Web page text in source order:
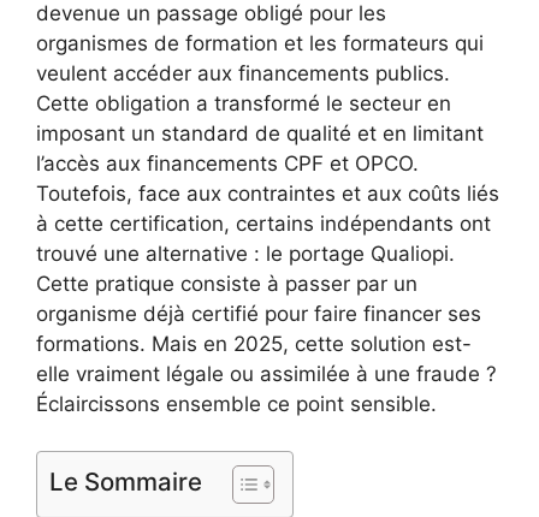
devenue un passage obligé pour les
organismes de formation et les formateurs qui
veulent accéder aux financements publics.
Cette obligation a transformé le secteur en
imposant un standard de qualité et en limitant
l’accès aux financements CPF et OPCO.
Toutefois, face aux contraintes et aux coûts liés
à cette certification, certains indépendants ont
trouvé une alternative : le portage Qualiopi.
Cette pratique consiste à passer par un
organisme déjà certifié pour faire financer ses
formations. Mais en 2025, cette solution est-
elle vraiment légale ou assimilée à une fraude ?
Éclaircissons ensemble ce point sensible.
Le Sommaire